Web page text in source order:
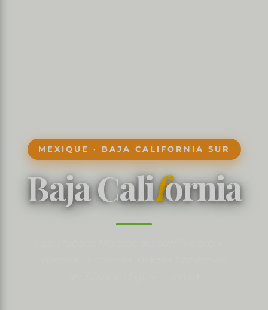
MEXIQUE · BAJA CALIFORNIA SUR
Baja California